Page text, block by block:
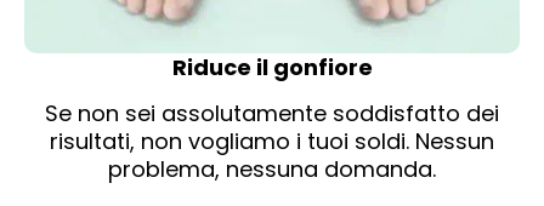
Riduce il gonfiore
Se non sei assolutamente soddisfatto dei
risultati, non vogliamo i tuoi soldi. Nessun
problema, nessuna domanda.